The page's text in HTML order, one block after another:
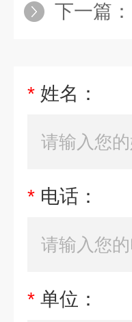
下一篇：
* 姓名：
* 电话：
* 单位：